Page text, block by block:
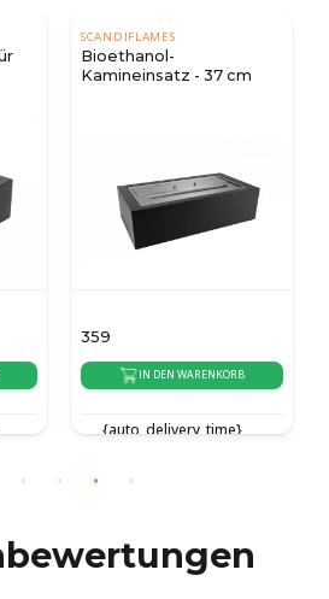
SCANDIFLAMES
Bioethanol-
Kamineinsatz - 37 cm
359
IN DEN WARENKORB
{auto_delivery_time}